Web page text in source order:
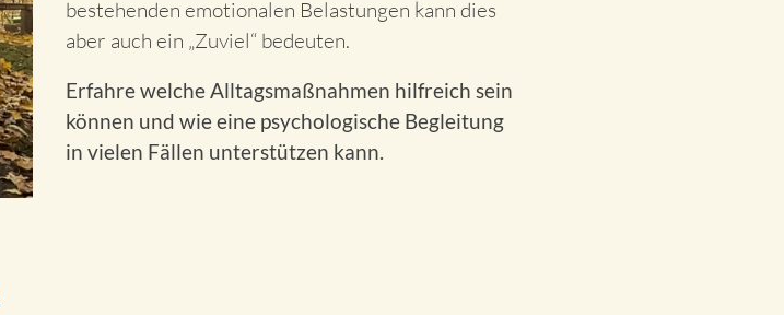
bestehenden emotionalen Belastungen kann dies
aber auch ein „Zuviel“ bedeuten.
Erfahre welche Alltagsmaßnahmen hilfreich sein
können und wie eine psychologische Begleitung
in vielen Fällen unterstützen kann.